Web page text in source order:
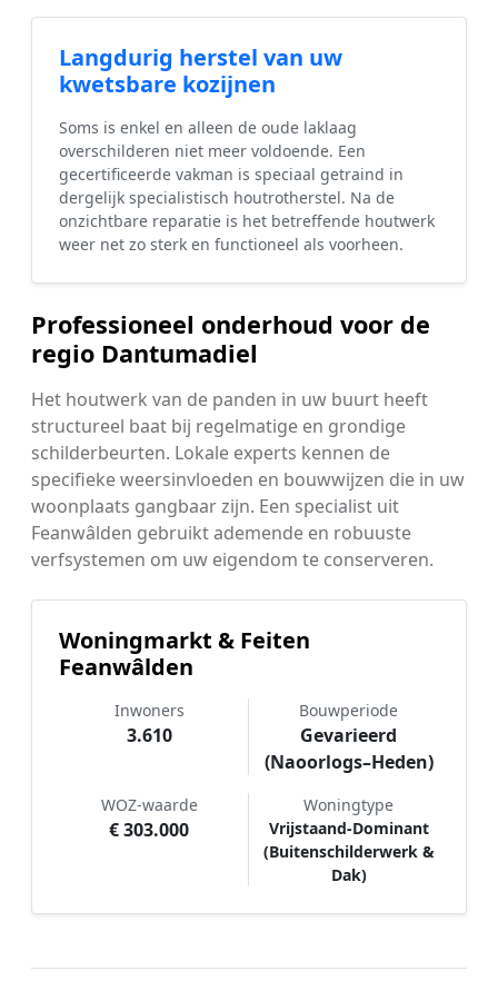
Langdurig herstel van uw
kwetsbare kozijnen
Soms is enkel en alleen de oude laklaag
overschilderen niet meer voldoende. Een
gecertificeerde vakman is speciaal getraind in
dergelijk specialistisch houtrotherstel. Na de
onzichtbare reparatie is het betreffende houtwerk
weer net zo sterk en functioneel als voorheen.
Professioneel onderhoud voor de
regio Dantumadiel
Het houtwerk van de panden in uw buurt heeft
structureel baat bij regelmatige en grondige
schilderbeurten. Lokale experts kennen de
specifieke weersinvloeden en bouwwijzen die in uw
woonplaats gangbaar zijn. Een specialist uit
Feanwâlden gebruikt ademende en robuuste
verfsystemen om uw eigendom te conserveren.
Woningmarkt & Feiten
Feanwâlden
Inwoners
3.610
Bouwperiode
Gevarieerd
(Naoorlogs–Heden)
WOZ-waarde
€ 303.000
Woningtype
Vrijstaand-Dominant
(Buitenschilderwerk &
Dak)